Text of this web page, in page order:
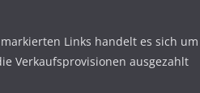
Links handelt es sich um
Verkaufsprovisionen ausgezahlt